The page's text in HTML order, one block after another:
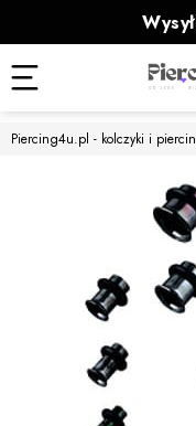
Piercing4u.pl - kolczyki i